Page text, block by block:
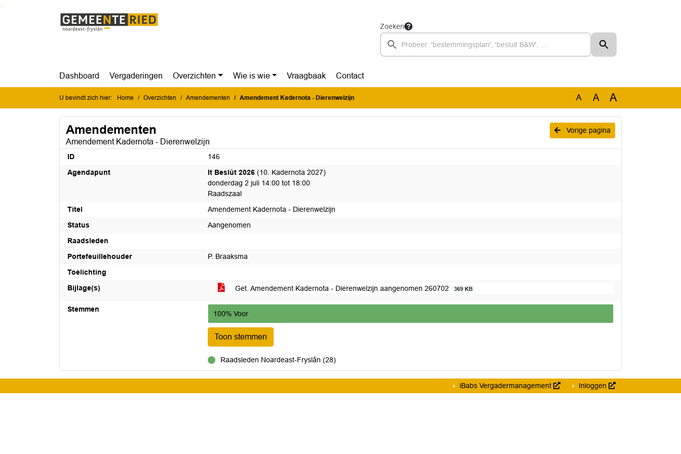
Ga naar de inhoud van deze pagina
Ga naar het zoeken
Ga naar het menu
Zoeken
Dashboard Vergaderingen Overzichten Wie is wie Vraagbaak Contact
U bevindt zich hier: Home Overzichten Amendementen Amendement Kadernota - Dierenwelzijn A A A
Vorige pagina
Amendementen
Amendement Kadernota - Dierenwelzijn
ID
146
Agendapunt
It Beslút 2026 (10. Kadernota 2027)
donderdag 2 juli 14:00 tot 18:00
Raadszaal
Titel
Amendement Kadernota - Dierenwelzijn
Status
Aangenomen
Raadsleden
Portefeuillehouder
P. Braaksma
Toelichting
Bijlage(s)
Get. Amendement Kadernota - Dierenwelzijn aangenomen 260702 369 KB
Stemmen
100% Voor
Toon stemmen
Raadsleden Noardeast-Fryslân (28)
iBabs Vergadermanagement Inloggen